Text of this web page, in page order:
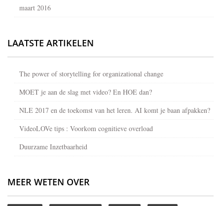
maart 2016
LAATSTE ARTIKELEN
The power of storytelling for organizational change
MOET je aan de slag met video? En HOE dan?
NLE 2017 en de toekomst van het leren. AI komt je baan afpakken?
VideoLOVe tips : Voorkom cognitieve overload
Duurzame Inzetbaarheid
MEER WETEN OVER